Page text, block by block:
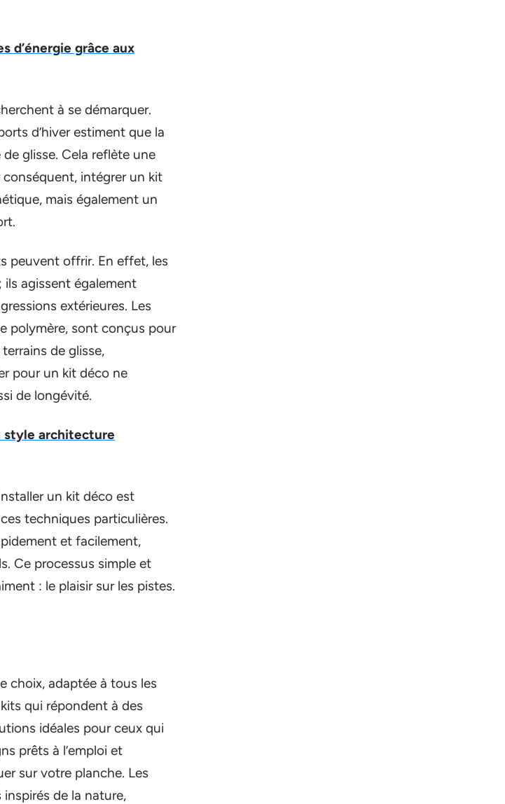
d’énergie grâce aux
à se démarquer.
d’hiver estiment que la
glisse. Cela reflète une
conséquent, intégrer un kit
mais également un
peuvent offrir. En effet, les
agissent également
extérieures. Les
polymère, sont conçus pour
de glisse,
pour un kit déco ne
de longévité.
style architecture
un kit déco est
techniques particulières.
et facilement,
Ce processus simple et
: le plaisir sur les pistes.
choix, adaptée à tous les
qui répondent à des
idéales pour ceux qui
prêts à l’emploi et
sur votre planche. Les
de la nature,